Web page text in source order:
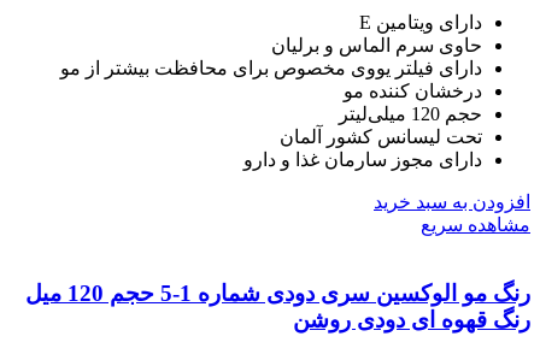
دارای ویتامین E
حاوی سرم الماس و برلیان
دارای فیلتر یووی مخصوص برای محافظت بیشتر از مو
درخشان کننده مو
حجم 120 میلی‌لیتر
تحت لیسانس کشور آلمان
دارای مجوز سارمان غذا و دارو
به سبد خرید
سریع
رنگ مو الوکسین سری دودی شماره 1-5 حجم 120 میل
قهوه ای دودی روشن